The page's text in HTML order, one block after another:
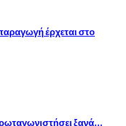
έρχεται στο
ξανά…